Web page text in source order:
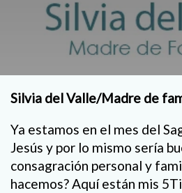
Silvia del Valle/Madre de
Ya estamos en el mes del
Jesús y por lo mismo sería
consagración personal y
hacemos? Aquí están mis